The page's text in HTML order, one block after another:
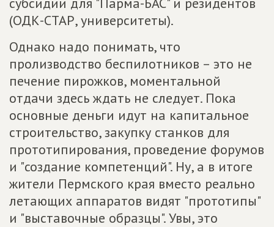
(ОДК-СТАР, университеты).
Однако надо понимать, что
пролизводство беспилотников – это не
печение пирожков, моментальной
отдачи здесь ждать не следует. Пока
основные деньги идут на капитальное
строительство, закупку станков для
прототипирования, проведение форумов
и "создание компетенций". Ну, а в итоге
жители Пермского края вместо реально
летающих аппаратов видят "прототипы"
и "выставочные образцы". Увы, это